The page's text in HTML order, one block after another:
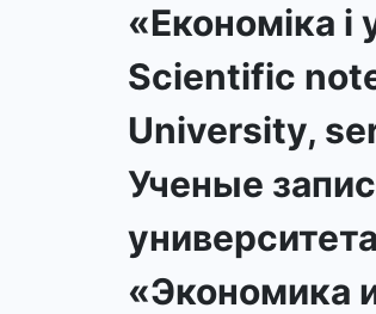
«Економіка і
Scientific
University,
Ученые
«Экономика